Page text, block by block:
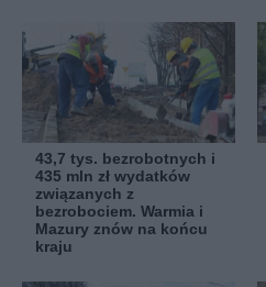
43,7 tys. bezrobotnych i
435 mln zł wydatków
związanych z
bezrobociem. Warmia i
Mazury znów na końcu
kraju